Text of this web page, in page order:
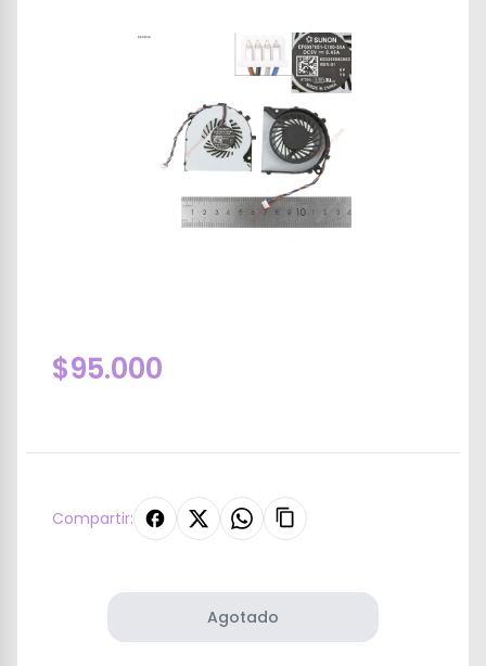
$95.000
Compartir:
Agotado